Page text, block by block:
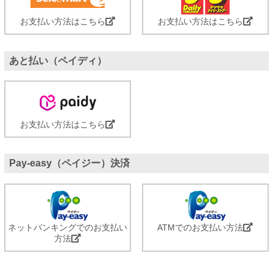
お支払い方法はこちら お支払い方法はこちら
あと払い（ペイディ）
お支払い方法はこちら
Pay-easy（ペイジー）決済
ネットバンキングでのお支払い
方法
ATMでのお支払い方法